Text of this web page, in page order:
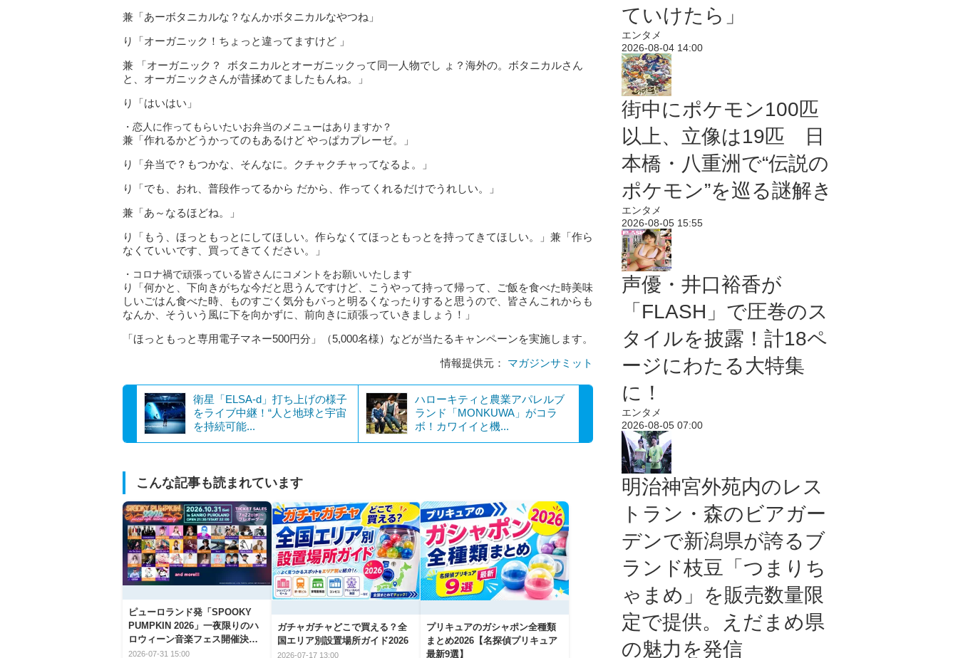
兼「あーボタニカルな？なんかボタニカルなやつね」
り「オーガニック！ちょっと違ってますけど 」
兼 「オーガニック？ ボタニカルとオーガニックって同一人物でし ょ？海外の。ボタニカルさん
と、オーガニックさんが昔揉めてましたもんね。」
り「はいはい」
・恋人に作ってもらいたいお弁当のメニューはありますか？
兼「作れるかどうかってのもあるけど やっぱカプレーゼ。」
り「弁当で？もつかな、そんなに。クチャクチャってなるよ。」
り「でも、おれ、普段作ってるから だから、作ってくれるだけでうれしい。」
兼「あ～なるほどね。」
り「もう、ほっともっとにしてほしい。作らなくてほっともっとを持ってきてほしい。」兼「作ら
なくていいです、買ってきてください。」
・コロナ禍で頑張っている皆さんにコメントをお願いいたします
り「何かと、下向きがちな今だと思うんですけど、こうやって持って帰って、ご飯を食べた時美味
しいごはん食べた時、ものすごく気分もパっと明るくなったりすると思うので、皆さんこれからも
なんか、そういう風に下を向かずに、前向きに頑張っていきましょう！」
「ほっともっと専用電子マネー500円分」（5,000名様）などが当たるキャンペーンを実施します。
情報提供元： マガジンサミット
衛星「ELSA-d」打ち上げの様子
をライブ中継！“人と地球と宇宙
を持続可能...
ハローキティと農業アパレルブ
ランド「MONKUWA」がコラ
ボ！カワイイと機...
こんな記事も読まれています
ピューロランド発「SPOOKY
PUMPKIN 2026」一夜限りのハ
ロウィーン音楽フェス開催決
定！
2026-07-31 15:00
ガチャガチャどこで買える？全
国エリア別設置場所ガイド2026
2026-07-17 13:00
プリキュアのガシャポン全種類
まとめ2026【名探偵プリキュア
最新9選】
ていけたら」
エンタメ
2026-08-04 14:00
街中にポケモン100匹
以上、立像は19匹 日
本橋・八重洲で“伝説の
ポケモン”を巡る謎解き
エンタメ
2026-08-05 15:55
声優・井口裕香が
「FLASH」で圧巻のス
タイルを披露！計18ペ
ージにわたる大特集
に！
エンタメ
2026-08-05 07:00
明治神宮外苑内のレス
トラン・森のビアガー
デンで新潟県が誇るブ
ランド枝豆「つまりち
ゃまめ」を販売数量限
定で提供。えだまめ県
の魅力を発信